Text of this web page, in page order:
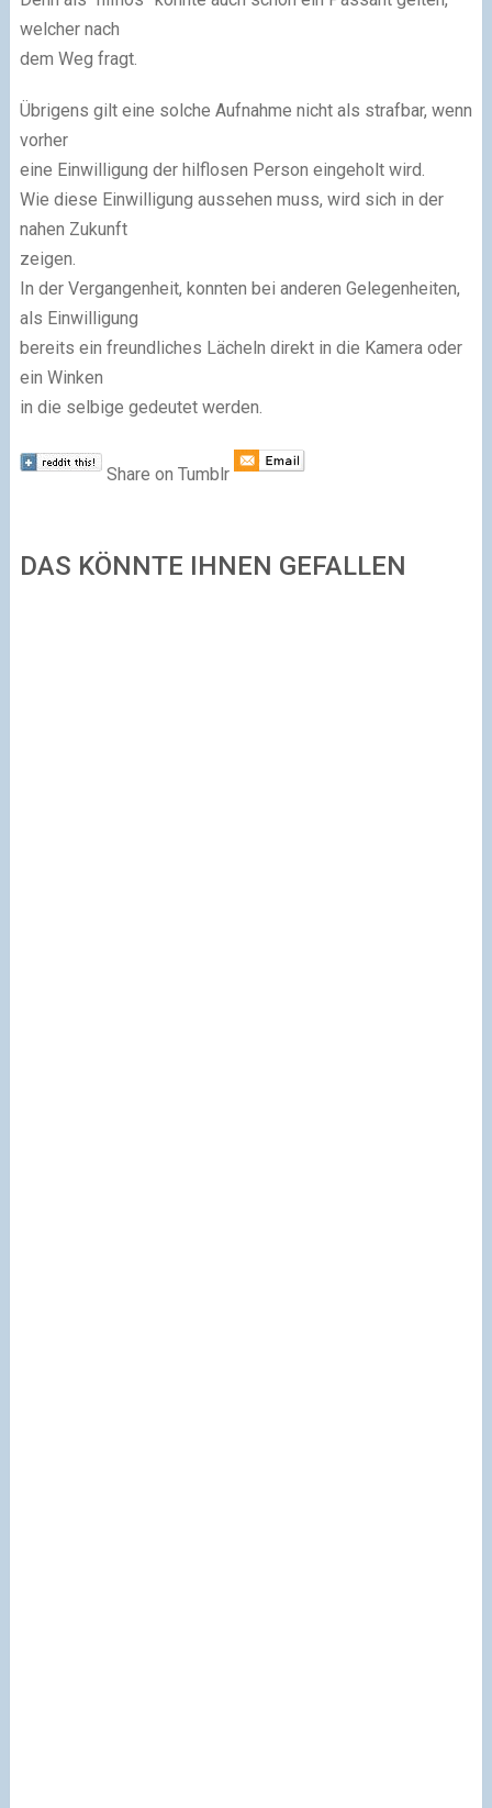
welcher nach
dem Weg fragt.
Übrigens gilt eine solche Aufnahme nicht als strafbar, wenn
vorher
eine Einwilligung der hilflosen Person eingeholt wird.
Wie diese Einwilligung aussehen muss, wird sich in der
nahen Zukunft
zeigen.
In der Vergangenheit, konnten bei anderen Gelegenheiten,
als Einwilligung
bereits ein freundliches Lächeln direkt in die Kamera oder
ein Winken
in die selbige gedeutet werden.
Share on Tumblr
DAS KÖNNTE IHNEN GEFALLEN